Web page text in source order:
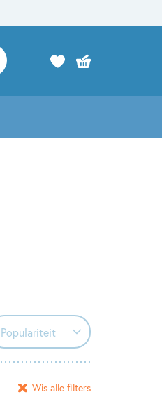
Populariteit
Populariteit
Verschijningsdatum
Wis alle filters